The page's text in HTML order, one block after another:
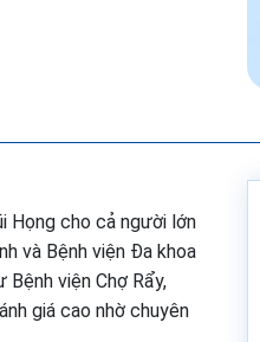
Họng cho cả người lớn
và Bệnh viện Đa khoa
viện Chợ Rẩy,
giá cao nhờ chuyên